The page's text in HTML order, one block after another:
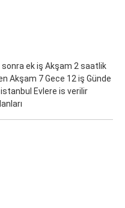
ek iş Akşam 2 saatlik
Akşam 7 Gece 12 iş Günde
Evlere is verilir